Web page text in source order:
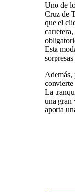
Uno de
Cruz de
que el
Esta
Además,
convierte
La
una gran
aporta